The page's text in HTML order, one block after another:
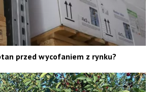
przed wycofaniem z rynku?